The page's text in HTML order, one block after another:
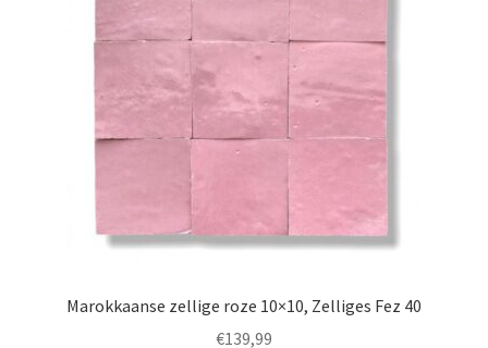
Marokkaanse zellige roze 10×10, Zelliges Fez 40
€139,99